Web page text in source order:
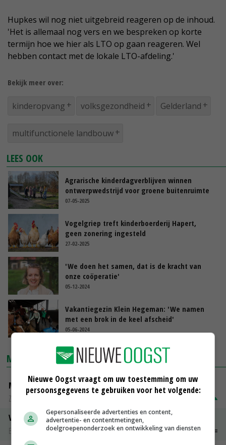
Hupkes wil nog niet uitgebreid reageren op de inhoud.
'Het is allemaal nog vers en we bespreken op korte
termijn hoe we hier als LTO op gaan reageren. Wel
hebben contact met de lokale LTO-afdeling.'
Bekijk meer over:
kinderopvang volksgezondheid Gelderland
multifunctionele landbouw
LEES OOK
Agrarische kinderdagverblijven winnen
ontwerpwedstrijd voor groene buitenruimte
07-05-2025
Vogelgriep treft kinderboerderij Hapert,
geen zonering ingesteld
27-02-2025
'We doen het samen, dat is de kracht van
onze coöperatie'
05-12-2024
Vakantiegezin Klein Hegeman: 'We namen
met een brok in de keel afscheid'
05-06-2024
MARKTPRIJZEN
Magere melkpoeder
Zuivel NL
Vleeskuikens 2001-2600 gr
Barneveld
€ 1,09~ € 1,11
Nieuwe Oogst vraagt om uw toestemming om uw
persoonsgegevens te gebruiken voor het volgende:
Gepersonaliseerde advertenties en content,
advertentie- en contentmetingen,
doelgroepenonderzoek en ontwikkeling van diensten